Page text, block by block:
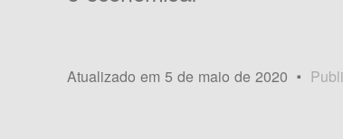
Atualizado em 5 de maio de 2020